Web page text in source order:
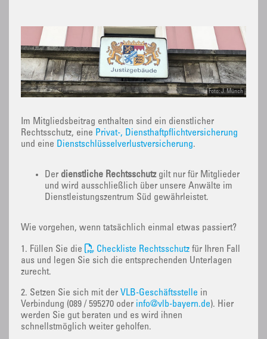
Foto: J. Münch
Im Mitgliedsbeitrag enthalten sind ein dienstlicher
Rechtsschutz, eine Privat-, Diensthaftpflichtversicherung
und eine Dienstschlüsselverlustversicherung.
Der dienstliche Rechtsschutzgilt nur für Mitglieder
und wird ausschließlich über unsere Anwälte im
Dienstleistungszentrum Süd gewährleistet.
Wie vorgehen, wenn tatsächlich einmal etwas passiert?
1. Füllen Sie die Checkliste Rechtsschutz für Ihren Fall
aus und legen Sie sich die entsprechenden Unterlagen
zurecht.
2. Setzen Sie sich mit der VLB-Geschäftsstelle in
Verbindung (089 / 595270 oder info@vlb-bayern.de). Hier
werden Sie gut beraten und es wird ihnen
schnellstmöglich weiter geholfen.